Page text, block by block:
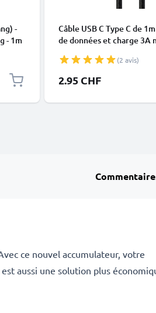
-
- 1m
Câble USB C Type C de
de données et charge 3A
(2 avis)
2.95 CHF
ce nouvel accumulateur, votre
aussi une solution plus